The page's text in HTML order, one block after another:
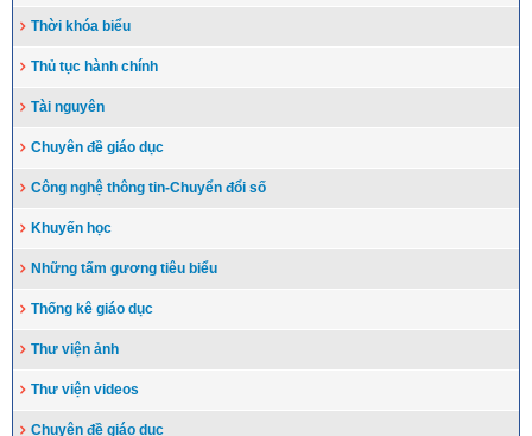
Thời khóa biểu
Thủ tục hành chính
Tài nguyên
Chuyên đề giáo dục
Công nghệ thông tin-Chuyển đổi số
Khuyến học
Những tấm gương tiêu biểu
Thống kê giáo dục
Thư viện ảnh
Thư viện videos
Chuyên đề giáo dục